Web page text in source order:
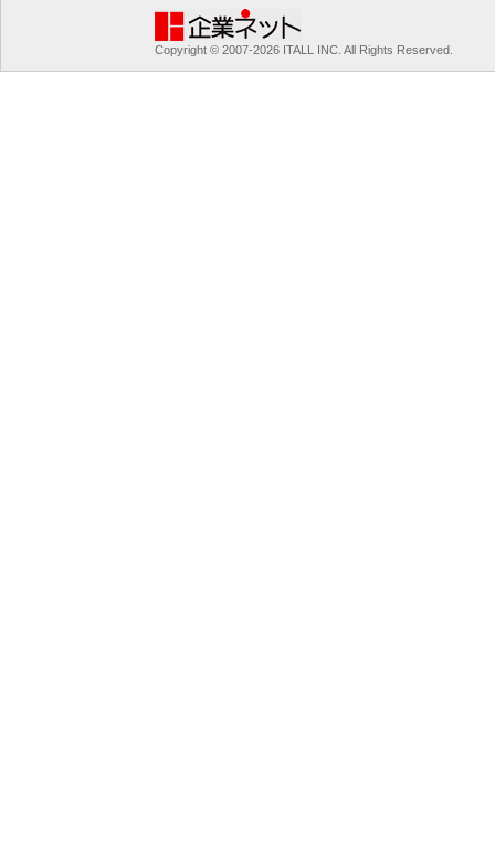
Copyright © 2007-2026 ITALL INC. All Rights Reserved.